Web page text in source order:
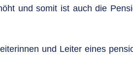
und somit ist auch die
und Leiter eines